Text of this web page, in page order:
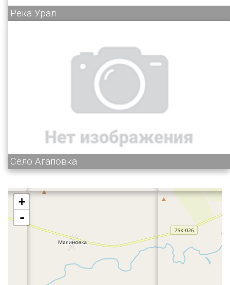
Река Урал
Село Агаповка
+
-